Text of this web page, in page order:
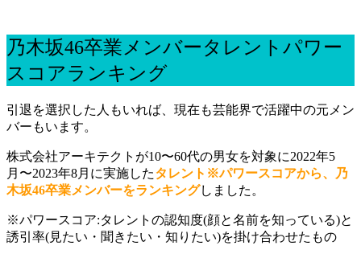
乃木坂46卒業メンバータレントパワー
スコアランキング
引退を選択した人もいれば、現在も芸能界で活躍中の元メン
バーもいます。
株式会社アーキテクトが10〜60代の男女を対象に2022年5
月〜2023年8月に実施したタレント※パワースコアから、乃
木坂46卒業メンバーをランキングしました。
※パワースコア:タレントの認知度(顔と名前を知っている)と
誘引率(見たい・聞きたい・知りたい)を掛け合わせたもの